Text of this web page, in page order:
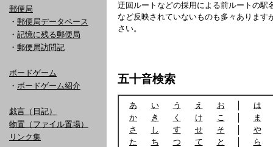
郵便局
・ 郵便局データベース
・ 記憶に残る郵便局
・ 郵便局訪問記
ボードゲーム
・ ボードゲーム紹介
戯言（日記）
物置（ファイル置場）
リンク集
迂回ルートなどの採用による前ルートの駅
など反映されていないものも多々あります
さい。
五十音検索
あ い う え お
は
か
き く け こ
ま
さ
し す せ そ
や
た
ち つ て と
ら